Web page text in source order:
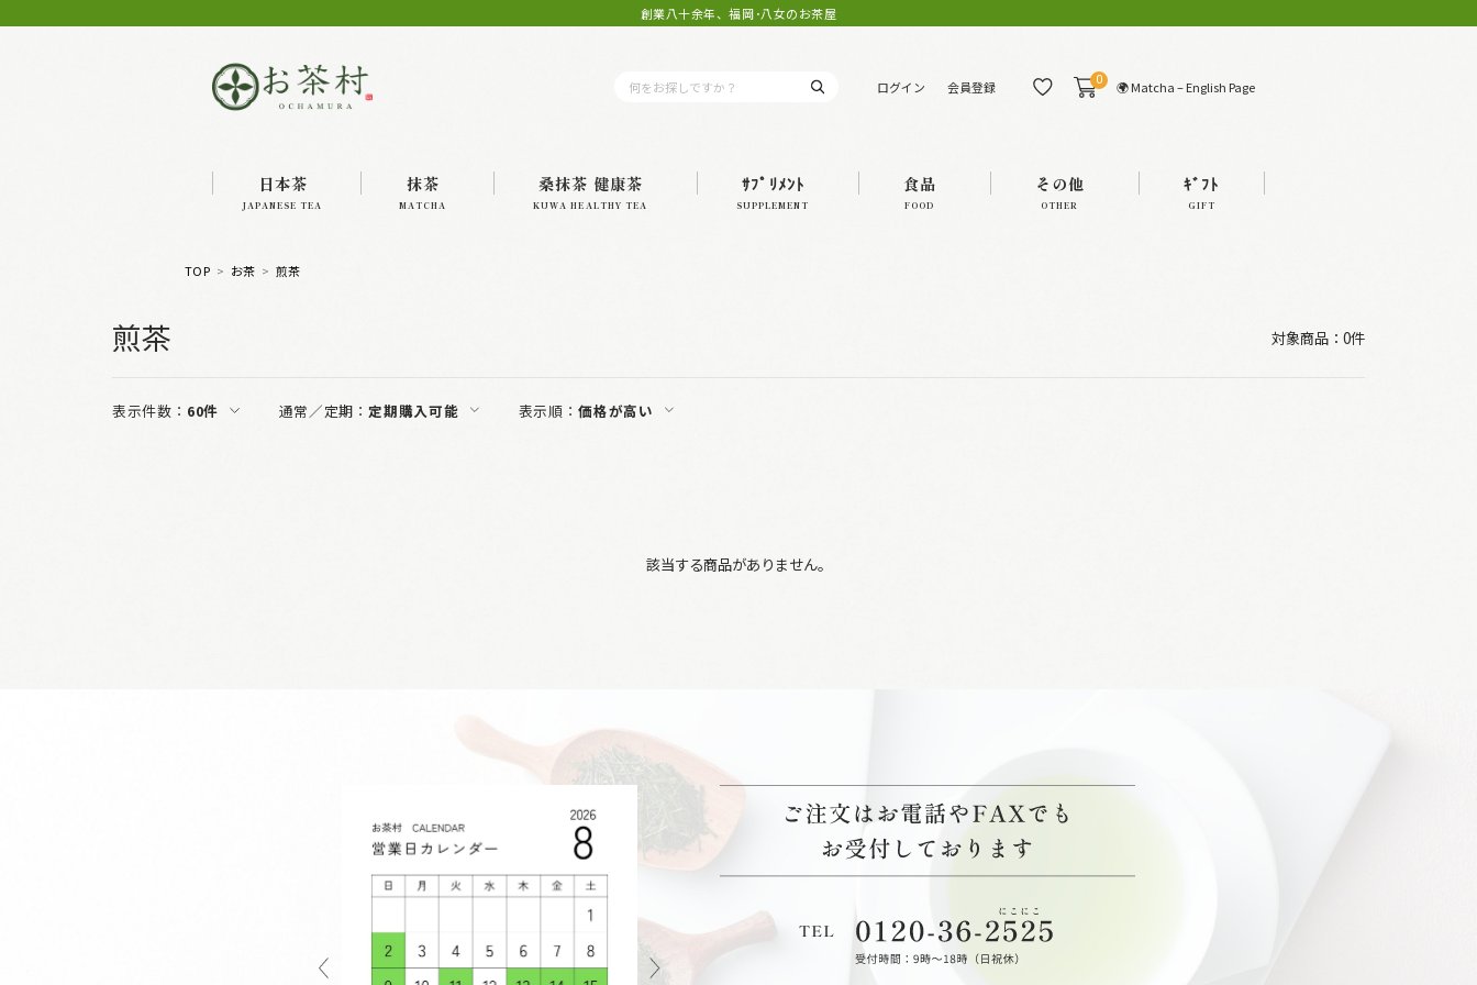
創業八十余年、福岡･八女のお茶屋
ログイン 会員登録 0 🌍 Matcha – English Page
日本茶
JAPANESE TEA
抹茶
MATCHA
桑抹茶 健康茶
KUWA HEALTHY TEA
ｻﾌﾟﾘﾒﾝﾄ
SUPPLEMENT
食品
FOOD
その他
OTHER
ｷﾞﾌﾄ
GIFT
TOP お茶 煎茶
煎茶 対象商品：0件
表示件数： 60件 通常／定期：定期購入可能 表示順：価格が高い
該当する商品がありません。